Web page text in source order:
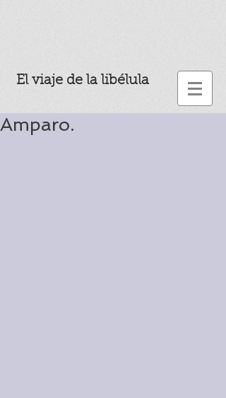
El viaje de la libélula
Amparo.